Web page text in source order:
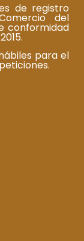
de registro
del
conformidad
para el